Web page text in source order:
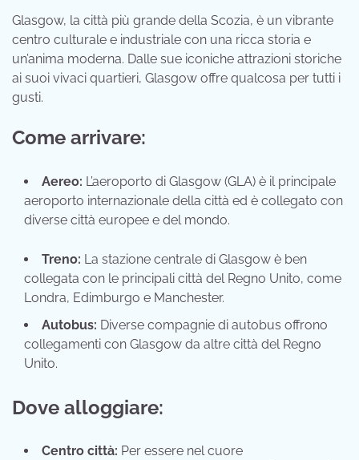
Glasgow, la città più grande della Scozia, è un vibrante
centro culturale e industriale con una ricca storia e
un’anima moderna. Dalle sue iconiche attrazioni storiche
ai suoi vivaci quartieri, Glasgow offre qualcosa per tutti i
gusti.
Come arrivare:
Aereo: L’aeroporto di Glasgow (GLA) è il principale
aeroporto internazionale della città ed è collegato con
diverse città europee e del mondo.
Treno: La stazione centrale di Glasgow è ben
collegata con le principali città del Regno Unito, come
Londra, Edimburgo e Manchester.
Autobus: Diverse compagnie di autobus offrono
collegamenti con Glasgow da altre città del Regno
Unito.
Dove alloggiare:
Centro città: Per essere nel cuore